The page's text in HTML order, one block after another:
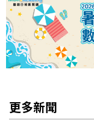
更多新聞